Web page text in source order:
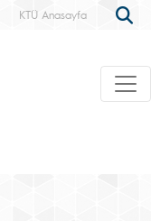
KTÜ Anasayfa